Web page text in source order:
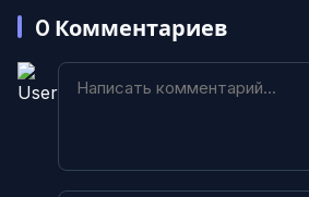
0 Комментариев